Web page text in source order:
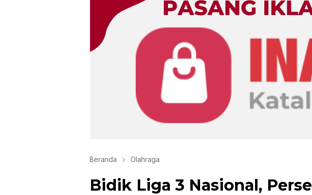
Beranda Olahraga
Bidik Liga 3 Nasional,